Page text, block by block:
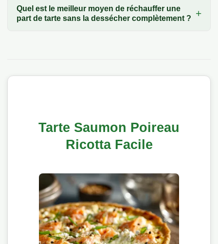
Quel est le meilleur moyen de réchauffer une
part de tarte sans la dessécher complètement ?
Tarte Saumon Poireau
Ricotta Facile